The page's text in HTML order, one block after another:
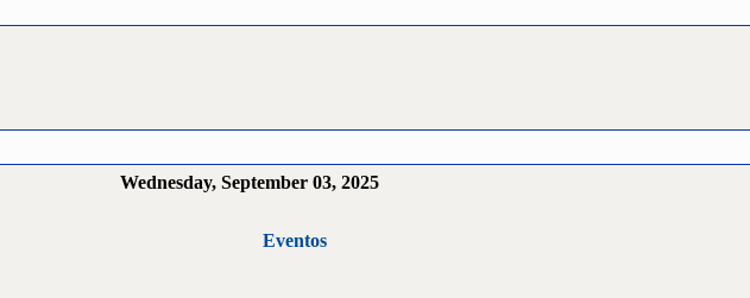
Wednesday, September 03, 2025
Eventos